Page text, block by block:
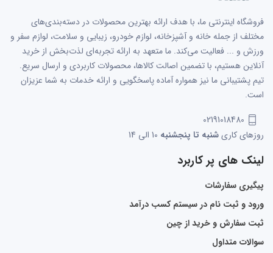
فروشگاه اینترنتی ما، با هدف ارائه بهترین محصولات در دسته‌بندی‌های
مختلف از جمله خانه و آشپزخانه، لوازم خودرو، زیبایی و سلامت، لوازم سفر و
ورزش و ... فعالیت می‌کند. ما متعهد به ارائه تجربه‌ای لذت‌بخش از خرید
آنلاین هستیم، با تضمین اصالت کالاها، محصولات کاربردی و ارسال سریع.
تیم پشتیبانی ما نیز همواره آماده پاسخگویی و ارائه خدمات به شما عزیزان
است.
02191018480
روزهای کاریشنبه تا پنجشنبه
لینک های پر کاربرد
پیگیری سفارشات
ورود و ثبت نام در سیستم کسب درآمد
ثبت سفارش و خرید از چین
سوالات متداول